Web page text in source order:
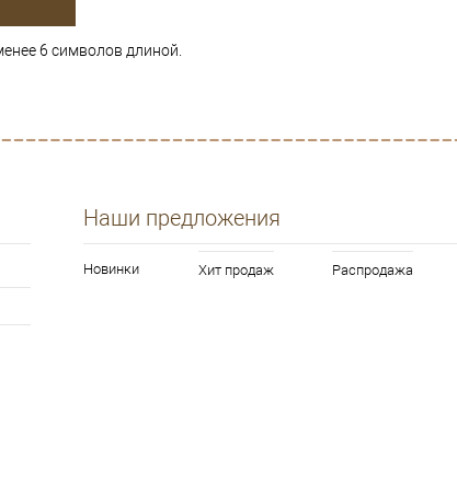
6 символов длиной.
Наши предложения
Новинки Хит продаж Распродажа